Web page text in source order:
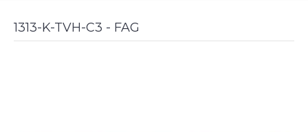
1313-K-TVH-C3 - FAG